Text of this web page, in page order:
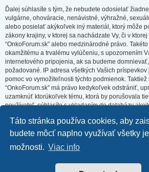
Táto stránka používa cookies, aby
budete môcť naplno využívať všetky
možnosti. Viac info
Ďalej súhlasíte s tým, že nebudete odosielať
vulgárne, ohováracie, nenávistné, výhražné,
alebo posielať akýkoľvek iný materiál, ktorý môže
zákony krajiny, v ktorej sa nachádzate Vy, či v
“OnkoForum.sk” alebo medzinárodné právo.
okamžitému a trvalému vylúčeniu, s upozornením
internetového pripojenia, ak sa budeme
požadované. IP adresa všetkých Vašich
pomoc vo vymožiteľnosti týchto podmienok. Taktiež
“OnkoForum.sk” má právo kedykoľvek odstrániť,
uzamknúť ktorúkoľvek tému, ktorá by porušovala
používateľ, súhlasíte s ukladaním do databázy
vložíte. Hoci táto informácia nebude zverejnená/
strane bez Vášho súhlasu, ani “OnkoForum.sk” ani
zodpovednosť za akýkoľvek pokus o prienik
Obsah portálu